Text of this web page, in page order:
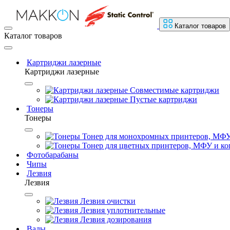
Каталог товаров
Каталог товаров
Картриджи лазерные
Картриджи лазерные
Совместимые картриджи
Пустые картриджи
Тонеры
Тонеры
Тонер для монохромных принтеров,
Тонер для цветных принтеров, МФУ и
Фотобарабаны
Чипы
Лезвия
Лезвия
Лезвия очистки
Лезвия уплотнительные
Лезвия дозирования